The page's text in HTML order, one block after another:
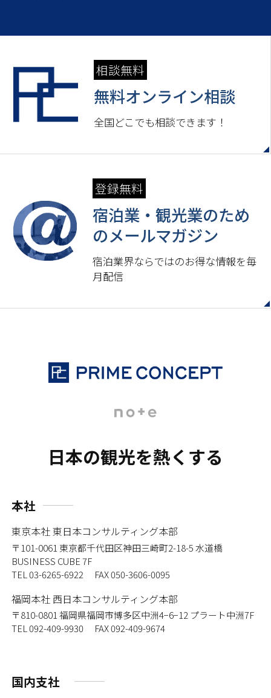
相談無料
無料オンライン相談
全国どこでも相談できます！
登録無料
宿泊業・観光業のため
のメールマガジン
宿泊業界ならではのお得な情報を毎
月配信
日本の観光を熱くする
本社
東京本社 東日本コンサルティング本部
〒101-0061 東京都千代田区神田三崎町2-18-5 水道橋
BUSINESS CUBE 7F
TEL 03-6265-6922 FAX 050-3606-0095
福岡本社 西日本コンサルティング本部
〒810-0801福岡県福岡市博多区中洲4−6−12 プラート中洲7F
TEL 092-409-9930 FAX 092-409-9674
国内支社